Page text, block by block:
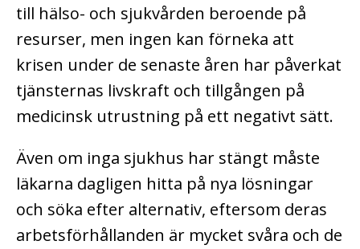
till hälso- och sjukvården beroende på
resurser, men ingen kan förneka att
krisen under de senaste åren har påverkat
tjänsternas livskraft och tillgången på
medicinsk utrustning på ett negativt sätt.
Även om inga sjukhus har stängt måste
läkarna dagligen hitta på nya lösningar
och söka efter alternativ, eftersom deras
arbetsförhållanden är mycket svåra och de